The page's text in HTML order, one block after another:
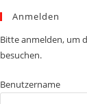
Anmelden
Bitte anmelden, um
besuchen.
Benutzername